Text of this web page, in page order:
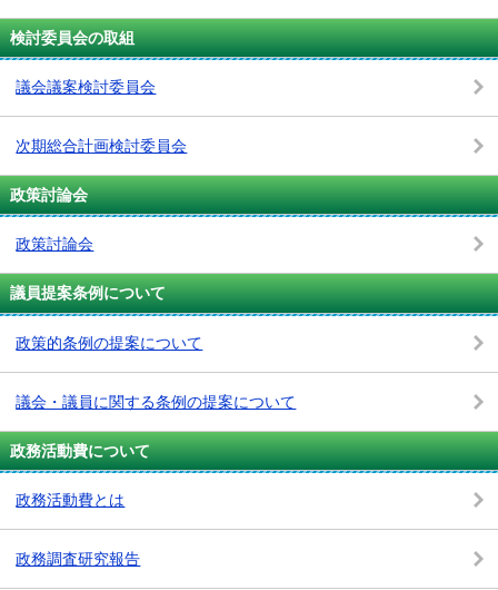
検討委員会の取組
議会議案検討委員会
次期総合計画検討委員会
政策討論会
政策討論会
議員提案条例について
政策的条例の提案について
議会・議員に関する条例の提案について
政務活動費について
政務活動費とは
政務調査研究報告